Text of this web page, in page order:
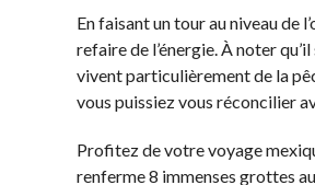
En faisant un tour au niveau de
refaire de l’énergie. À noter
vivent particulièrement de la
vous puissiez vous réconcilier
Profitez de votre voyage
renferme 8 immenses grottes